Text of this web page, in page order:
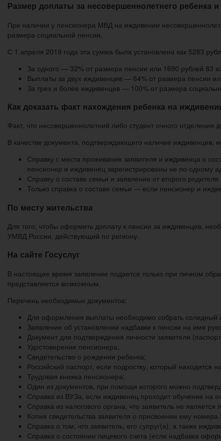
Размер доплаты за несовершеннолетнего ребенка
При наличии у пенсионера МВД на иждивении
размера социальной пенсии.
С 1 апреля 2019 года эта сумма была установлена как 5283
За одного — 32% от размера пенсии или 1690 рублей 83
Выплаты за двух иждивенцев — 64% от размера пенсии
За трех и более иждивенцев — 100% от размера
Как доказать факт нахождения ребенка на
Факт, что несовершеннолетний либо студент очного
В качестве документа, подтверждающего наличие иждивенцев,
Справку с места проживания заявителя и иждивенца о
пенсионер и иждивенец зарегистрированы не по одному
Справку о составе семьи и заявление от второго
Только справка о составе семьи — если пенсионер и
По месту жительства
Для того, чтобы оформить доплату к пенсии за иждивенцев,
УМВД России, действующий по региону.
На сайте Госуслуг
В настоящее время заявление подается только при личном
представляется возможным.
Перечень необходимых документов:
Для оформления выплаты необходимо собрать солидный
Заявление об установлении надбавки к пенсии на имя
Документ для подтверждения личности заявителя
Удостоверение пенсионера;
Свидетельство о рождении ребенка;
Российский паспорт, если подростку, который находится
Трудовая книжка пенсионера;
Один из документов, при помощи которого можно
Справка из ВУЗа, если иждивенец проходит обучение на
Справка из налогового органа, что заявитель не
Копия свидетельства заявителя о присвоении ему
Справка о том, что заявитель, его супруг(а), а также
Справка о состоянии лицевого счета (если надбавка